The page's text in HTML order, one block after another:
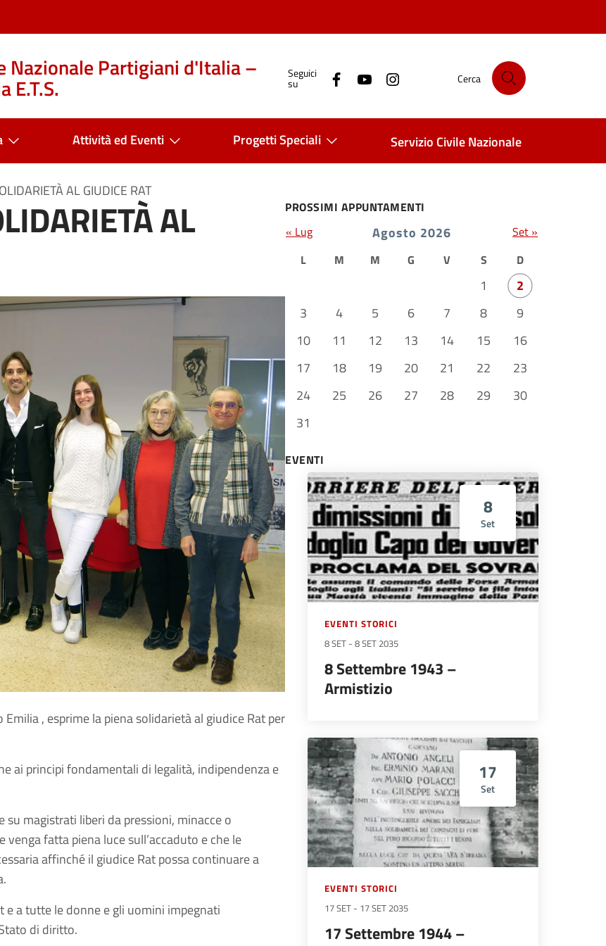
Nazionale Partigiani d'Italia –
E.T.S.
Seguici
su Cerca
Attività ed Eventi Progetti Speciali Servizio Civile Nazionale
AL GIUDICE RAT
AL
Emilia , esprime la piena solidarietà al giudice Rat per
ai principi fondamentali di legalità, indipendenza e
magistrati liberi da pressioni, minacce o
fatta piena luce sull’accaduto e che le
affinché il giudice Rat possa continuare a
e a tutte le donne e gli uomini impegnati
di diritto.
PROSSIMI APPUNTAMENTI
Agosto 2026
L M M G V S D
1
2
3
4 5 6 7 8
9
10
11 12 13 14 15
16
17
18 19 20 21 22
23
24
25 26 27 28 29
30
31
« Lug Set »
EVENTI
8
Set
EVENTI STORICI
8 SET - 8 SET 2035
8 Settembre 1943 –
Armistizio
17
Set
EVENTI STORICI
17 SET - 17 SET 2035
17 Settembre 1944 –